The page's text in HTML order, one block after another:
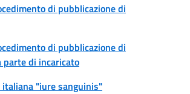
di pubblicazione di
di pubblicazione di
parte di incaricato
"iure sanguinis"